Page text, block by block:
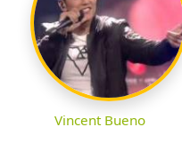
Vincent Bueno